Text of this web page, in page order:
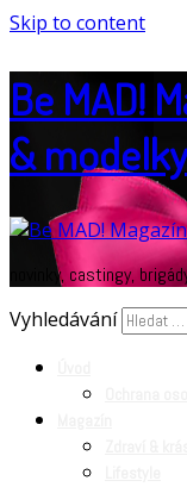
Skip to content
Be MAD!
& modelky
novinky, castingy,
Vyhledávání